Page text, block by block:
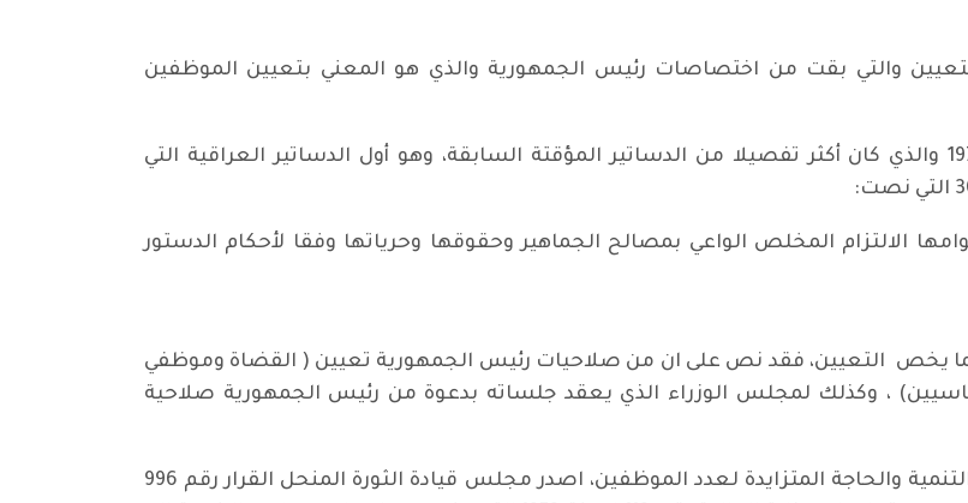
عن دستور 1964 فيما يخص التعيين والتي بقت من اختصاصات رئيس الجمهورية والذي هو المعني بتعيين الموظفين
بعد سنتين من صدور الدستور السابق صدر دستور 1970 والذي كان أكثر تفصيلا من الدساتير المؤقتة السابقة، وهو أول الدساتير العراقية التي
الالتزام المخلص الواعي بمصالح الجماهير وحقوقها وحرياتها وفقا لأحكام الدستور
الأخرى فيما يخص التعيين، فقد نص على ان من صلاحيات رئيس الجمهورية تعيين ( القضاة وموظفي
، وكذلك لمجلس الوزراء الذي يعقد جلساته بدعوة من رئيس الجمهورية صلاحية
وبعد زيادة واردات الدولة واتساع دورها في تنفيذ خطط التنمية والحاجة المتزايدة لعدد الموظفين، اصدر مجلس قيادة الثورة المنحل القرار رقم 996